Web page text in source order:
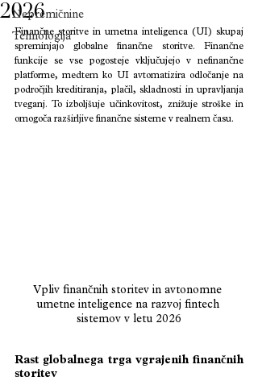
Nepremičnine
Tehnologija
2026
Finančne storitve in umetna inteligenca (UI) skupaj
spreminjajo globalne finančne storitve. Finančne
funkcije se vse pogosteje vključujejo v nefinančne
platforme, medtem ko UI avtomatizira odločanje na
področjih kreditiranja, plačil, skladnosti in upravljanja
tveganj. To izboljšuje učinkovitost, znižuje stroške in
omogoča razširljive finančne sisteme v realnem času.
Vpliv finančnih storitev in avtonomne
umetne inteligence na razvoj fintech
sistemov v letu 2026
Rast globalnega trga vgrajenih finančnih
storitev